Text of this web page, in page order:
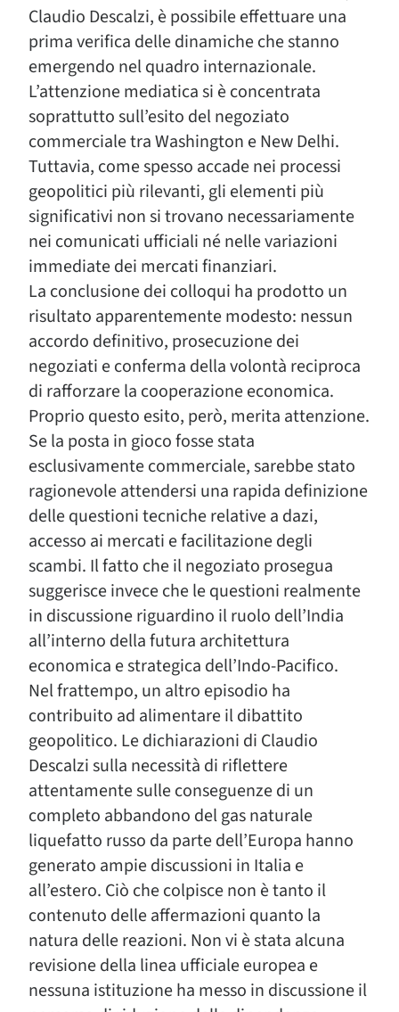
Claudio Descalzi, è possibile effettuare una
prima verifica delle dinamiche che stanno
emergendo nel quadro internazionale.
L’attenzione mediatica si è concentrata
soprattutto sull’esito del negoziato
commerciale tra Washington e New Delhi.
Tuttavia, come spesso accade nei processi
geopolitici più rilevanti, gli elementi più
significativi non si trovano necessariamente
nei comunicati ufficiali né nelle variazioni
immediate dei mercati finanziari.
La conclusione dei colloqui ha prodotto un
risultato apparentemente modesto: nessun
accordo definitivo, prosecuzione dei
negoziati e conferma della volontà reciproca
di rafforzare la cooperazione economica.
Proprio questo esito, però, merita attenzione.
Se la posta in gioco fosse stata
esclusivamente commerciale, sarebbe stato
ragionevole attendersi una rapida definizione
delle questioni tecniche relative a dazi,
accesso ai mercati e facilitazione degli
scambi. Il fatto che il negoziato prosegua
suggerisce invece che le questioni realmente
in discussione riguardino il ruolo dell’India
all’interno della futura architettura
economica e strategica dell’Indo-Pacifico.
Nel frattempo, un altro episodio ha
contribuito ad alimentare il dibattito
geopolitico. Le dichiarazioni di Claudio
Descalzi sulla necessità di riflettere
attentamente sulle conseguenze di un
completo abbandono del gas naturale
liquefatto russo da parte dell’Europa hanno
generato ampie discussioni in Italia e
all’estero. Ciò che colpisce non è tanto il
contenuto delle affermazioni quanto la
natura delle reazioni. Non vi è stata alcuna
revisione della linea ufficiale europea e
nessuna istituzione ha messo in discussione il